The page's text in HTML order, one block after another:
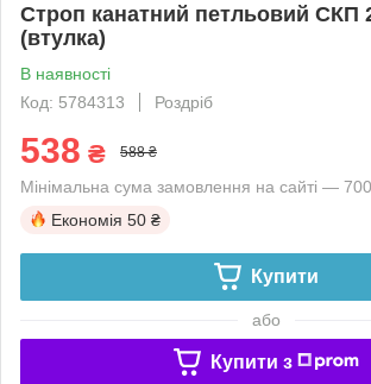
Строп канатний петльовий СКП
(втулка)
В наявності
Код: 5784313
Роздріб
538 ₴ 588 ₴
Мінімальна сума замовлення на сайті —
Економія 50 ₴
Купити
або
Купити з